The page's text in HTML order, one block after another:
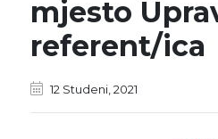
mjesto
referent/ica
12 Studeni, 2021